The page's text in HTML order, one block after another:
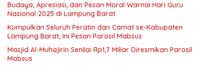
Budaya, Apresiasi, dan Pesan Moral Warnai Hari Guru
Nasional 2025 di Lampung Barat
Kumpulkan Seluruh Peratin dan Camat se-Kabupaten
Lampung Barat, Ini Pesan Parosil Mabsus
Masjid Al-Muhajirin Senilai Rp1,7 Miliar Diresmikan Parosil
Mabsus